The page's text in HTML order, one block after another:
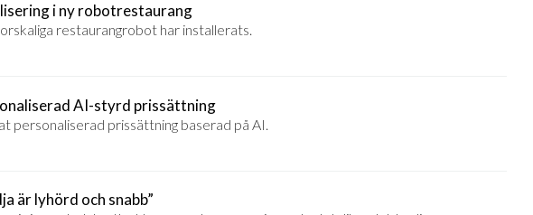
i ny robotrestaurang
restaurangrobot har installerats.
AI-styrd prissättning
personaliserad prissättning baserad på AI.
är lyhörd och snabb”